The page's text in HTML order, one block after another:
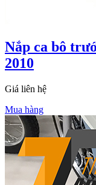
Nắp ca bô
2010
Giá liên hệ
Mua hàng